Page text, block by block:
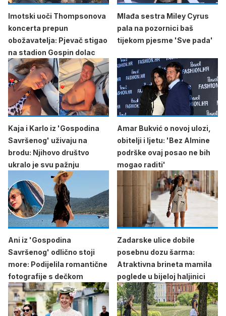
Imotski uoči Thompsonova
koncerta prepun
obožavatelja: Pjevač stigao
na stadion Gospin dolac
Mlađa sestra Miley Cyrus
pala na pozornici baš
tijekom pjesme 'Sve pada'
Kaja i Karlo iz 'Gospodina
Savršenog' uživaju na
brodu: Njihovo društvo
ukralo je svu pažnju
Amar Bukvić o novoj ulozi,
obitelji i ljetu: 'Bez Almine
podrške ovaj posao ne bih
mogao raditi'
Ani iz 'Gospodina
Savršenog' odlično stoji
more: Podijelila romantične
fotografije s dečkom
Zadarske ulice dobile
posebnu dozu šarma:
Atraktivna brineta mamila
poglede u bijeloj haljinici